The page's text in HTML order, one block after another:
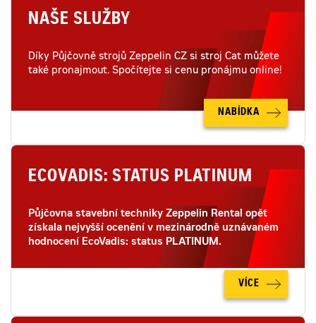
NAŠE SLUŽBY
Díky Půjčovně strojů Zeppelin CZ si stroj Cat můžete
také pronajmout. Spočítejte si cenu pronájmu online!
NABÍDKA
ECOVADIS: STATUS PLATINUM
Půjčovna stavební techniky Zeppelin Rental opět
získala nejvyšší ocenění v mezinárodně uznávaném
hodnocení EcoVadis: status PLATINUM.
VÍCE